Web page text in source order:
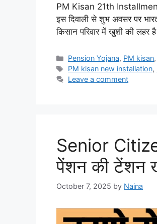
PM Kisan 21th Installment
इस दिवाली से शुभ अवसर पर
किसान परिवार में खुशी की लहर
Categories
Pension Yojana, PM kisan,
Tags
PM kisan new installation,
Leave a comment
Senior
पेंशन की टेंशन
October 7, 2025 by Naina